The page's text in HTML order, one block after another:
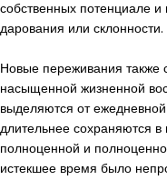
собственных потенциале
дарования или склонности.
Новые переживания также
насыщенной жизненной
выделяются от
длительнее сохраняются в
полноценной и
истекшее время было